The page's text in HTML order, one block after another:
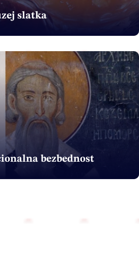
slatka
bezbednost